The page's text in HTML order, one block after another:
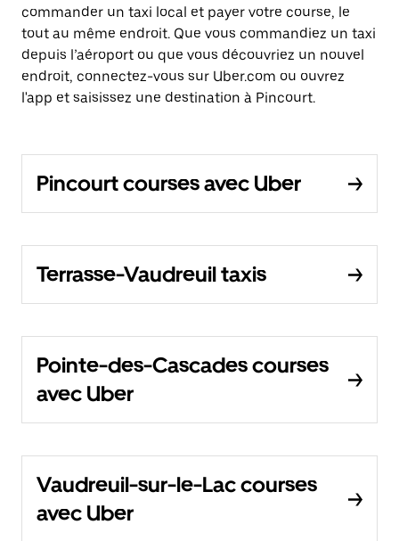
commander un taxi local et payer votre course, le
tout au même endroit. Que vous commandiez un taxi
depuis l’aéroport ou que vous découvriez un nouvel
endroit, connectez-vous sur Uber.com ou ouvrez
l'app et saisissez une destination à Pincourt.
Pincourt courses avec Uber
Terrasse-Vaudreuil taxis
Pointe-des-Cascades courses
avec Uber
Vaudreuil-sur-le-Lac courses
avec Uber